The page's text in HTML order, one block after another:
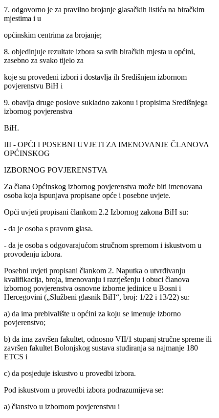
7. odgovorno je za pravilno brojanje glasačkih listića na biračkim
mjestima i u
općinskim centrima za brojanje;
8. objedinjuje rezultate izbora sa svih biračkih mjesta u općini,
zasebno za svako tijelo za
koje su provedeni izbori i dostavlja ih Središnjem izbornom
povjerenstvu BiH i
9. obavlja druge poslove sukladno zakonu i propisima Središnjega
izbornog povjerenstva
BiH.
III - OPĆI I POSEBNI UVJETI ZA IMENOVANJE ČLANOVA
OPĆINSKOG
IZBORNOG POVJERENSTVA
Za člana Općinskog izbornog povjerenstva može biti imenovana
osoba koja ispunjava propisane opće i posebne uvjete.
Opći uvjeti propisani člankom 2.2 Izbornog zakona BiH su:
- da je osoba s pravom glasa.
- da je osoba s odgovarajućom stručnom spremom i iskustvom u
provođenju izbora.
Posebni uvjeti propisani člankom 2. Naputka o utvrđivanju
kvalifikacija, broja, imenovanju i razrješenju i obuci članova
izbornog povjerenstva osnovne izborne jedinice u Bosni i
Hercegovini („Službeni glasnik BiH“, broj: 1/22 i 13/22) su:
a) da ima prebivalište u općini za koju se imenuje izborno
povjerenstvo;
b) da ima završen fakultet, odnosno VII/1 stupanj stručne spreme ili
završen fakultet Bolonjskog sustava studiranja sa najmanje 180
ETCS i
c) da posjeduje iskustvo u provedbi izbora.
Pod iskustvom u provedbi izbora podrazumijeva se:
a) članstvo u izbornom povjerenstvu i